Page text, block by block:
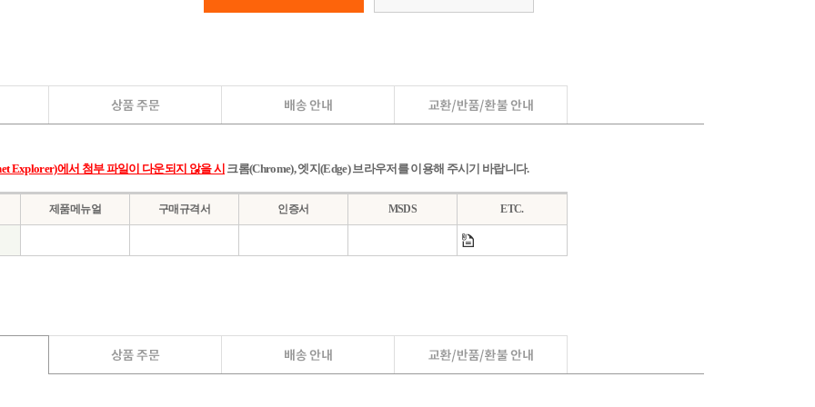
Explorer)에서 첨부 파일이 다운되지 않을 시 크롬(Chrome), 엣지(Edge) 브라우저를 이용해 주시기 바랍니다.
제품메뉴얼 구매규격서 인증서 MSDS ETC.